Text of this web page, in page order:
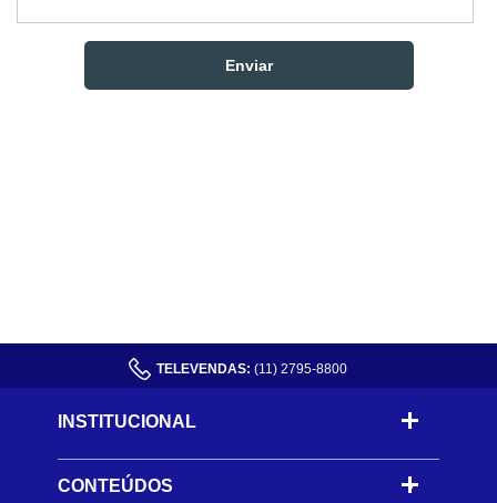
TELEVENDAS: (11) 2795-8800
INSTITUCIONAL
CONTEÚDOS -